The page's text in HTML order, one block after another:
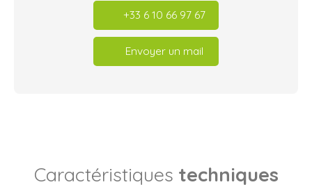
+33 6 10 66 97 67
Envoyer un mail
Caractéristiques techniques